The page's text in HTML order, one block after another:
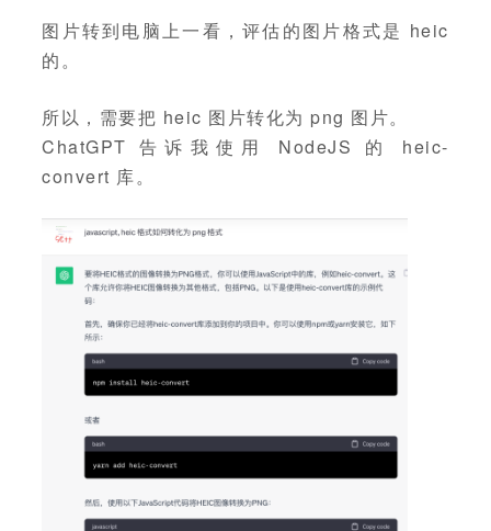
图片转到电脑上一看，评估的图片格式是 heic
的。
所以，需要把 heic 图片转化为 png 图片。
ChatGPT 告诉我使用 NodeJS 的 heic-
convert 库。